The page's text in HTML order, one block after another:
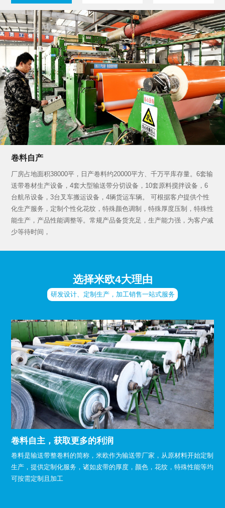
卷料自产
厂房占地面积38000平，日产卷料约20000平方、千万平库存量。6套输
送带卷材生产设备，4套大型输送带分切设备，10套原料搅拌设备，6
台航吊设备，3台叉车搬运设备，4辆货运车辆。 可根据客户提供个性
化生产服务，定制个性化花纹，特殊颜色调制，特殊厚度压制，特殊性
能生产，产品性能调整等。常规产品备货充足，生产能力强，为客户减
少等待时间，
选择米欧4大理由
研发设计、定制生产，加工销售一站式服务
卷料自主，获取更多的利润
卷料是输送带整卷料的简称，米欧作为输送带厂家，从原材料开始定制
生产，提供定制化服务，诸如皮带的厚度，颜色，花纹，特殊性能等均
可按需定制且加工